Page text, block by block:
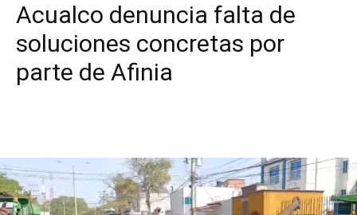
Acualco denuncia falta de
soluciones concretas por
parte de Afinia